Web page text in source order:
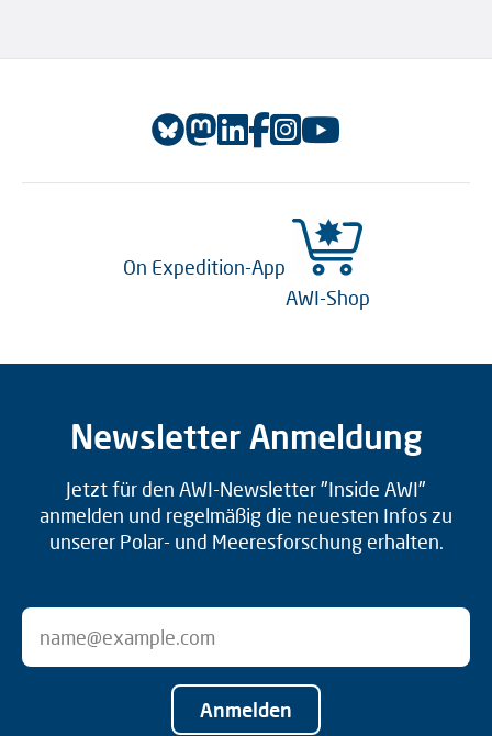
On Expedition-App
AWI-Shop
Newsletter Anmeldung
Jetzt für den AWI-Newsletter "Inside AWI"
anmelden und regelmäßig die neuesten Infos zu
unserer Polar- und Meeresforschung erhalten.
Anmelden